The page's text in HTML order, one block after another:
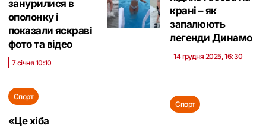
занурилися в
ополонку і
показали яскраві
фото та відео
7 січня 10:10
крані – як
запалюють
легенди Динамо
14 грудня 2025, 16:30
Спорт
«Це хіба
Спорт